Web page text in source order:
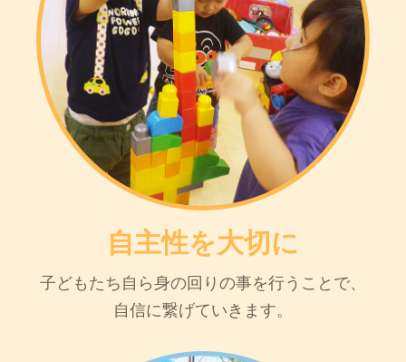
自主性を大切に
子どもたち自ら身の回りの事を行うことで、
自信に繋げていきます。